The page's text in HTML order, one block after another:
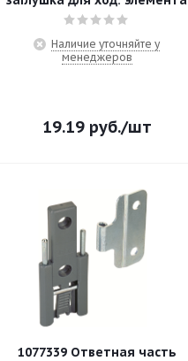
Наличие уточняйте у
менеджеров
19.19руб./шт
1077339 Ответная часть